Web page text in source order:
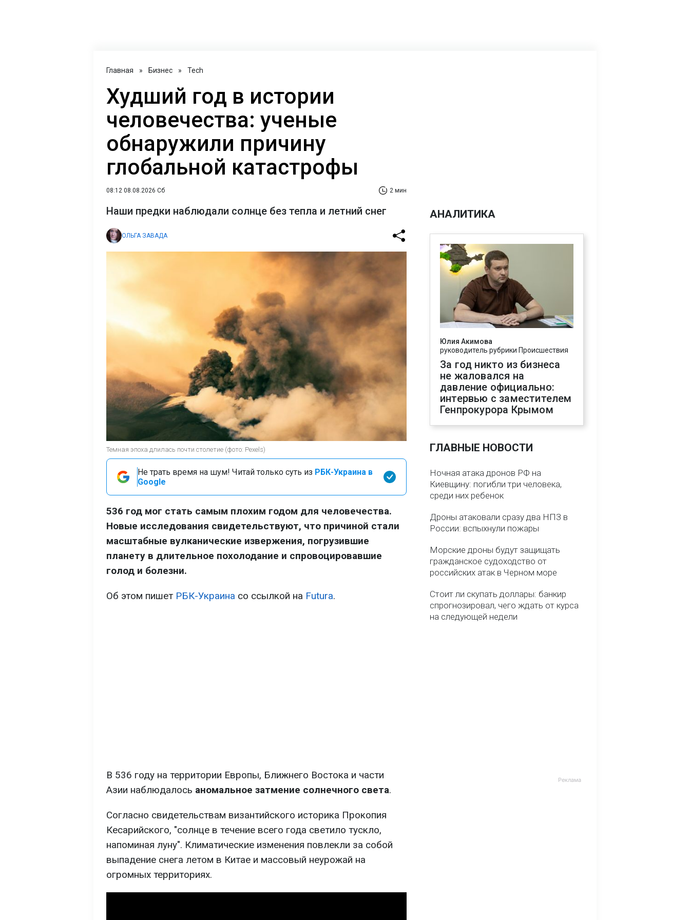
Главная » Бизнес » Tech
Худший год в истории
человечества: ученые
обнаружили причину
глобальной катастрофы
08:12 08.08.2026 Сб 2 мин
Наши предки наблюдали солнце без тепла и летний снег
ОЛЬГА ЗАВАДА
Темная эпоха длилась почти столетие (фото: Pexels)
Не трать время на шум! Читай только суть из РБК-Украина в
Google
536 год мог стать самым плохим годом для человечества.
Новые исследования свидетельствуют, что причиной стали
масштабные вулканические извержения, погрузившие
планету в длительное похолодание и спровоцировавшие
голод и болезни.
Об этом пишет РБК-Украина со ссылкой на Futura.
В 536 году на территории Европы, Ближнего Востока и части
Азии наблюдалось аномальное затмение солнечного света.
Согласно свидетельствам византийского историка Прокопия
Кесарийского, "солнце в течение всего года светило тускло,
напоминая луну". Климатические изменения повлекли за собой
выпадение снега летом в Китае и массовый неурожай на
огромных территориях.
АНАЛИТИКА
Юлия Акимова
руководитель рубрики Происшествия
За год никто из бизнеса
не жаловался на
давление официально:
интервью с заместителем
Генпрокурора Крымом
ГЛАВНЫЕ НОВОСТИ
Ночная атака дронов РФ на
Киевщину: погибли три человека,
среди них ребенок
Дроны атаковали сразу два НПЗ в
России: вспыхнули пожары
Морские дроны будут защищать
гражданское судоходство от
российских атак в Черном море
Стоит ли скупать доллары: банкир
спрогнозировал, чего ждать от курса
на следующей недели